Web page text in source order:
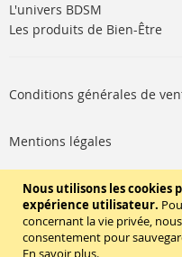
Nous utilisons les
expérience utilisateur.
concernant la vie privée,
consentement pour
En savoir plus.
L'univers BDSM
Les produits de Bien-Être
Conditions générales de
Mentions légales
Politique de cookies